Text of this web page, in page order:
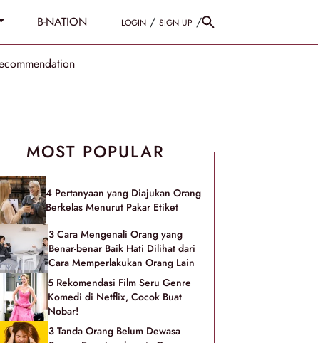
B-NATION LOGIN / SIGN UP /
MOST POPULAR
4 Pertanyaan yang Diajukan Orang
Berkelas Menurut Pakar Etiket
3 Cara Mengenali Orang yang
Benar-benar Baik Hati Dilihat dari
Cara Memperlakukan Orang Lain
5 Rekomendasi Film Seru Genre
Komedi di Netflix, Cocok Buat
Nobar!
3 Tanda Orang Belum Dewasa